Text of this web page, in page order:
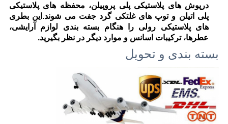
درپوش های پلاستیکی پلی پروپیلن، محفظه های پلاستیکی
پلی اتیلن و توپ های غلتکی گرد جفت می شوند.این بطری
های پلاستیکی رولی را هنگام بسته بندی لوازم آرایشی،
عطرها، ترکیبات اسانس و موارد دیگر در نظر بگیرید.
بسته بندی و تحویل